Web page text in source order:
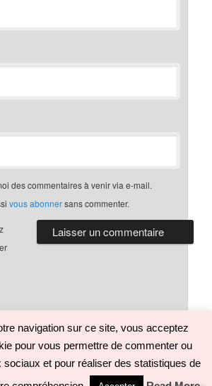
des commentaires à venir via e-mail.
vous abonnersans commenter.
Fièrement propulsé par WordPress
navigation sur ce site, vous acceptez
pour vous permettre de commenter ou
sociaux et pour réaliser des statistiques de